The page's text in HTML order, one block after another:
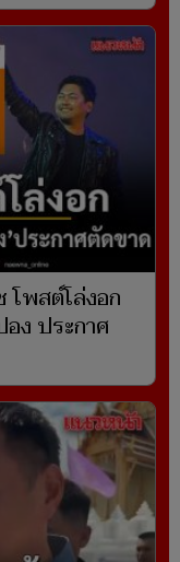
โพสต์โล่งอก
ง ประกาศ